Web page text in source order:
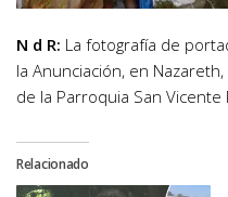
N d R: La fotografía de
la Anunciación, en
de la Parroquia San Vicente
Relacionado